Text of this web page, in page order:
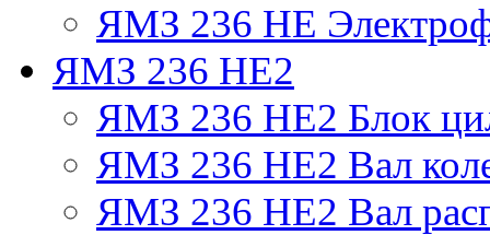
ЯМЗ 236 НЕ
ЯМЗ 236 НЕ2
ЯМЗ 236 НЕ2 Блок
ЯМЗ 236 НЕ2 Вал
ЯМЗ 236 НЕ2 Вал